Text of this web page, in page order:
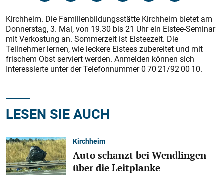
Kirchheim. Die Familienbildungsstätte Kirchheim bietet am
Donnerstag, 3. Mai, von 19.30 bis 21 Uhr ein Eistee-Seminar
mit Verkostung an. Sommerzeit ist Eisteezeit. Die
Teilnehmer lernen, wie leckere Eistees zubereitet und mit
frischem Obst serviert werden. Anmelden können sich
Interessierte unter der Telefonnummer 0 70 21/92 00 10.
LESEN SIE AUCH
Kirchheim
Auto schanzt bei Wendlingen
über die Leitplanke